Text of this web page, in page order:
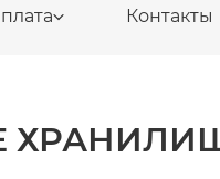
Контакты